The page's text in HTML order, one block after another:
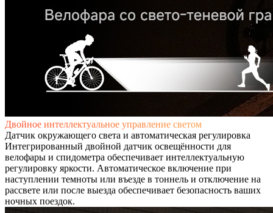
Двойное интеллектуальное управление светом
Датчик окружающего света и автоматическая регулировка
Интегрированный двойной датчик освещённости для
велофары и спидометра обеспечивает интеллектуальную
регулировку яркости. Автоматическое включение при
наступлении темноты или въезде в тоннель и отключение на
рассвете или после выезда обеспечивает безопасность ваших
ночных поездок.​